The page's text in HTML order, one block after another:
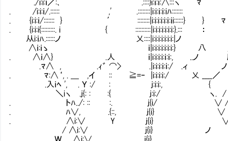
./i:i:ｉ／:､ .::::}i:ｉ:ｉ:∧:::ヽ ﾏ Ⅷ
. /i:i:ｉ/.:::::: ,' .::::::::|i:i:ｉ:ｉ:iﾊ
. {i:i:ｉ/::::::: } ′ ::::::::|i:i:i:i:i:ｉ:ｉi::::::}
. {i:i:i{:::::::::. i { ::::::::::|i:i:i:i:i:i:i:}.:::
从i:ｉﾊ.::::::ノ 乂::::|i:i:i:i:i:i:i:|ノ
∧ｉ:ｉゝ ｉ|i:i:i:i:i:i:i:} 八
. ∧ｉ∧} .人 ｉ|i:i:i:i:ｉ:ｉ:, ..ノ
.ﾏ∧ , .ｨ゛ ⌒> .|i:i:i:ｉ:ｉ:/ .ィ ノ
. ﾏ:∧‘, . ＿ ,イ :: ≧=‐ |i:i:i:i:/ 乂 ____／
.入ｉﾍ ', . Ｙ :/ : j:i:i:, {
＼iヽ .j{: : :{ j:i:/ ヽ. /
. トﾊ../: :: :. j{i/ ∨
. ﾊ∨, .{::, j{i} ∨
. ∧i:∨ Y j{i}
/ ∧i:∨ j{i} ノ
Ｗ ∧i:∨ j{i}